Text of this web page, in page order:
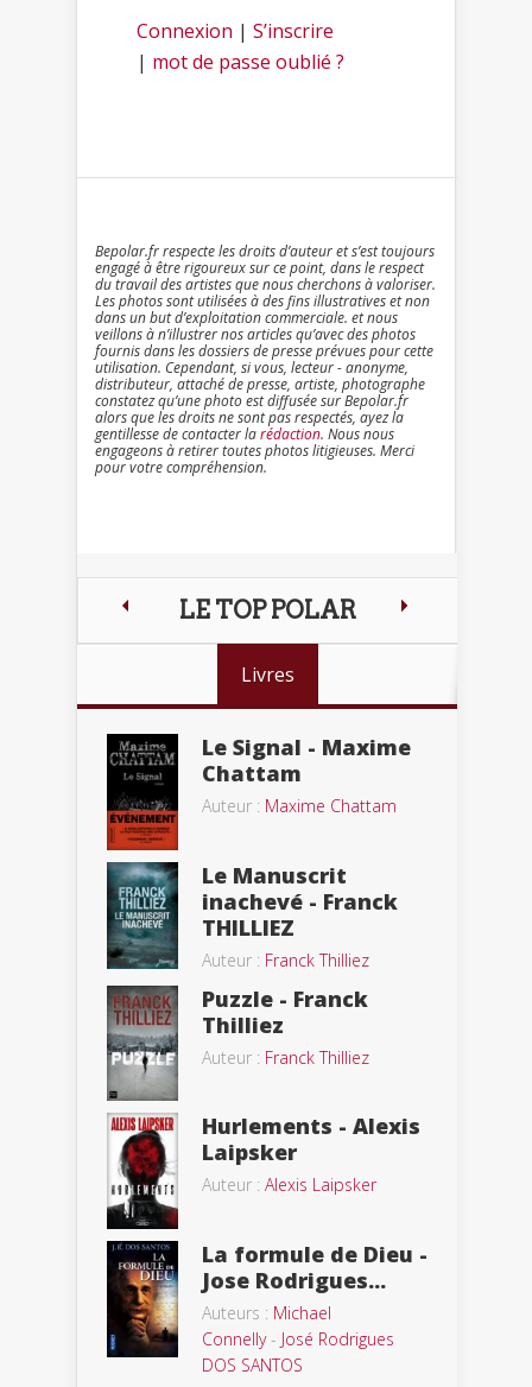
Connexion | S’inscrire
| mot de passe oublié ?
Bepolar.fr respecte les droits d’auteur et s’est toujours
engagé à être rigoureux sur ce point, dans le respect
du travail des artistes que nous cherchons à valoriser.
Les photos sont utilisées à des fins illustratives et non
dans un but d’exploitation commerciale. et nous
veillons à n’illustrer nos articles qu’avec des photos
fournis dans les dossiers de presse prévues pour cette
utilisation. Cependant, si vous, lecteur - anonyme,
distributeur, attaché de presse, artiste, photographe
constatez qu’une photo est diffusée sur Bepolar.fr
alors que les droits ne sont pas respectés, ayez la
gentillesse de contacter larédaction. Nous nous
engageons à retirer toutes photos litigieuses. Merci
pour votre compréhension.
LE TOP POLAR
Livres
Le Signal - Maxime
Chattam
Auteur : Maxime Chattam
Le Manuscrit
inachevé - Franck
THILLIEZ
Auteur : Franck Thilliez
Puzzle - Franck
Thilliez
Auteur : Franck Thilliez
Hurlements - Alexis
Laipsker
Auteur : Alexis Laipsker
La formule de Dieu -
Jose Rodrigues...
Auteurs : Michael
Connelly- José Rodrigues
DOS SANTOS